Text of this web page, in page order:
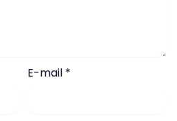
E-mail *